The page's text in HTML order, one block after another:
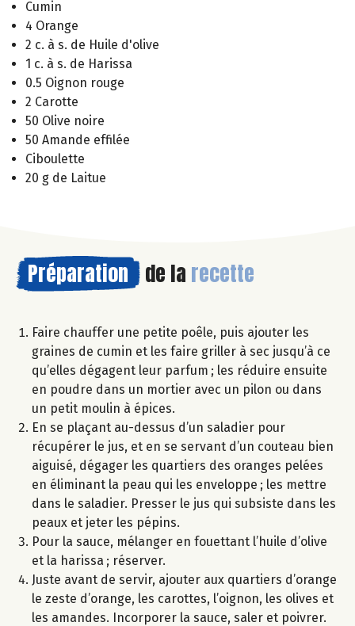
Cumin
4 Orange
2 c. à s. de Huile d'olive
1 c. à s. de Harissa
0.5 Oignon rouge
2 Carotte
50 Olive noire
50 Amande effilée
Ciboulette
20 g de Laitue
Préparation de la recette
Faire chauffer une petite poêle, puis ajouter les
graines de cumin et les faire griller à sec jusqu’à ce
qu’elles dégagent leur parfum ; les réduire ensuite
en poudre dans un mortier avec un pilon ou dans
un petit moulin à épices.
En se plaçant au-dessus d’un saladier pour
récupérer le jus, et en se servant d’un couteau bien
aiguisé, dégager les quartiers des oranges pelées
en éliminant la peau qui les enveloppe ; les mettre
dans le saladier. Presser le jus qui subsiste dans les
peaux et jeter les pépins.
Pour la sauce, mélanger en fouettant l’huile d’olive
et la harissa ; réserver.
Juste avant de servir, ajouter aux quartiers d’orange
le zeste d’orange, les carottes, l’oignon, les olives et
les amandes. Incorporer la sauce, saler et poivrer.